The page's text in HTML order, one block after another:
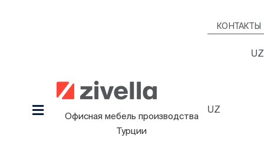
КОНТАКТЫ
UZ
ToggleОфисная мебель производства
Турции
UZ